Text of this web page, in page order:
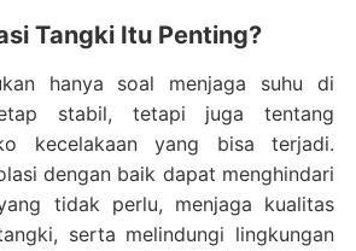
Tangki Itu Penting?
hanya soal menjaga suhu di
stabil, tetapi juga tentang
kecelakaan yang bisa terjadi.
dengan baik dapat menghindari
tidak perlu, menjaga kualitas
serta melindungi lingkungan